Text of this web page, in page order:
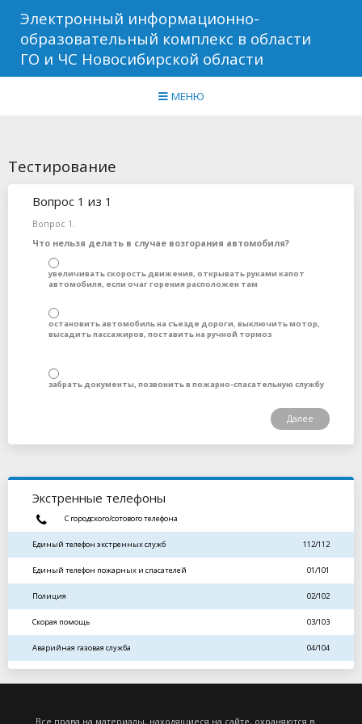
Электронный информационно-
образовательный комплекс в области
ГО и ЧС Новосибирской области
МЕНЮ
Тестирование
Вопрос 1 из 1
Вопрос 1.
Что нельзя делать в случае возгорания автомобиля?
увеличивать скорость движения, открывать руками капот
автомобиля, если очаг горения расположен там
остановить автомобиль на съезде дороги, выключить мотор,
высадить пассажиров, поставить на ручной тормоз
забрать документы, позвонить в пожарно-спасательную службу
Далее
Экстренные телефоны
С городского/сотового телефона
Единый телефон экстренных служб 112/112
Единый телефон пожарных и спасателей 01/101
Полиция 02/102
Скорая помощь 03/103
Аварийная газовая служба 04/104
Все права на материалы, находящиеся на сайте, охраняются в